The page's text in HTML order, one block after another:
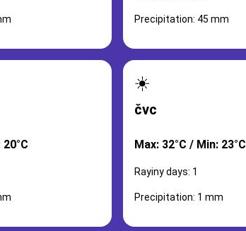
Precipitation: 45 mm
☀️
čvc
Max: 32°C / Min: 23°C
Rayiny days: 1
Precipitation: 1 mm